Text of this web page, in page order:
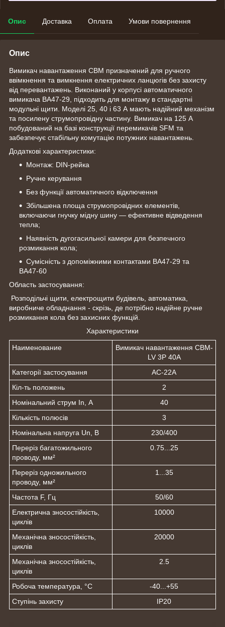
Опис Доставка Оплата Умови повернення
Опис
Вимикач навантаження CBM призначений для ручного
ввімкнення та вимкнення електричних ланцюгів без захисту
від перевантажень. Виконаний у корпусі автоматичного
вимикача ВА47-29, підходить для монтажу в стандартні
модульні щити. Моделі 25, 40 і 63 А мають надійний механізм
та посилену струмопровідну частину. Вимикач на 125 А
побудований на базі конструкції перемикачів SFM та
забезпечує стабільну комутацію потужних навантажень.
Додаткові характеристики:
Монтаж: DIN-рейка
Ручне керування
Без функції автоматичного відключення
Збільшена площа струмопровідних елементів,
включаючи гнучку мідну шину — ефективне відведення
тепла;
Наявність дугогасильної камери для безпечного
розмикання кола;
Сумісність з допоміжними контактами ВА47-29 та
ВА47-60
Область застосування:
Розподільчі щити, електрощити будівель, автоматика,
виробниче обладнання - скрізь, де потрібно надійне ручне
розмикання кола без захисних функцій.
Характеристики
Наименование
Вимикач навантаження CBM-
LV 3P 40A
Категорії застосування
АС-22А
Кіл-ть положень
2
Номінальний струм In, А
40
Кількість полюсів
3
Номінальна напруга Un, В
230/400
Переріз багатожильного
проводу, мм²
0.75...25
Переріз одножильного
проводу, мм²
1...35
Частота F, Гц
50/60
Електрична зносостійкість,
циклів
10000
Механічна зносостійкість,
циклів
20000
Механічна зносостійкість,
циклів
2.5
Робоча температура, °С
-40...+55
Ступінь захисту
IP20